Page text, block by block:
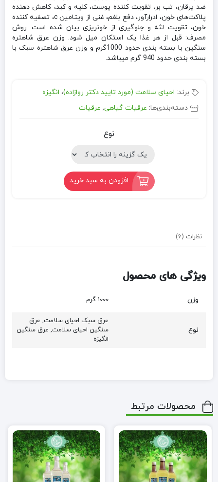
ضد یرقان، تب بر، تقویت کننده پوست، کلیه و کبد، کاهش دهنده
پلاکت‌های خون، ادرارآور، دفع بلغم، غنی از ویتامین c، تصفیه کننده
خون، تقویت لثه و جلوگیری از خونریزی بیان شده است. روش
مصرف: قبل از هر غذا یک استکان میل شود. وزن عرق شاهتره
سنگین با بسته بندی حدود 1000گرم و وزن عرق شاهتره سبک با
بسته بندی حدود 940 گرم میباشد.
برند: احیای سلامت (مورد تایید دکتر روازاده)، انگیزه
دسته‌بندی‌ها: عرقیات گیاهی, عرقیات
نوع
افزودن به سبد خرید
نظرات (6)
ویژگی های محصول
وزن 1000 گرم
نوع
عرق سبک احیای سلامت, عرق
سنگین احیای سلامت, عرق سنگین
انگیزه
محصولات مرتبط